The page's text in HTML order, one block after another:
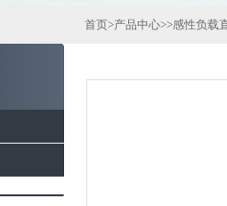
首页>产品中心>>感性负载